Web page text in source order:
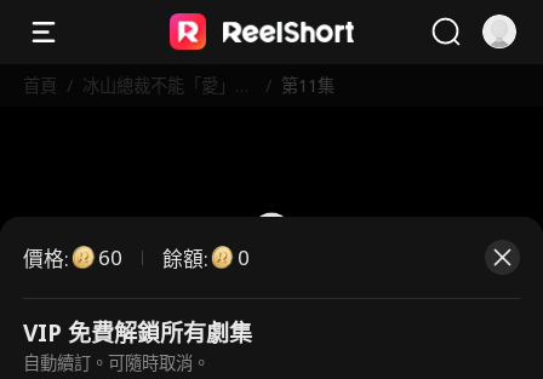
首頁 / 冰山總裁不能「愛」！
/ 第11集
這是付費劇集。請解鎖後觀看。
價格: 60 餘額: 0
VIP 免費解鎖所有劇集
自動續訂。可隨時取消。